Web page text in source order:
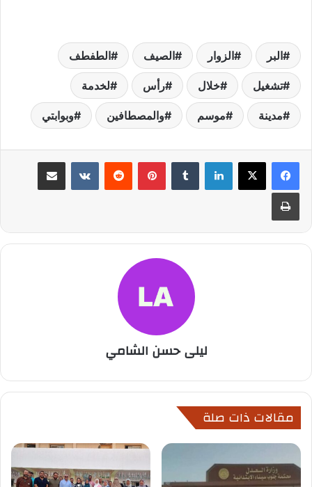
البر الزوار الصيف الطفطف
تشغيل خلال رأس لخدمة
مدينة موسم والمصطافين وبوابتي
لينكدإن بينتيريست مشاركة عبر البريد
طباعة
ليلى حسن الشامي
مقالات ذات صلة